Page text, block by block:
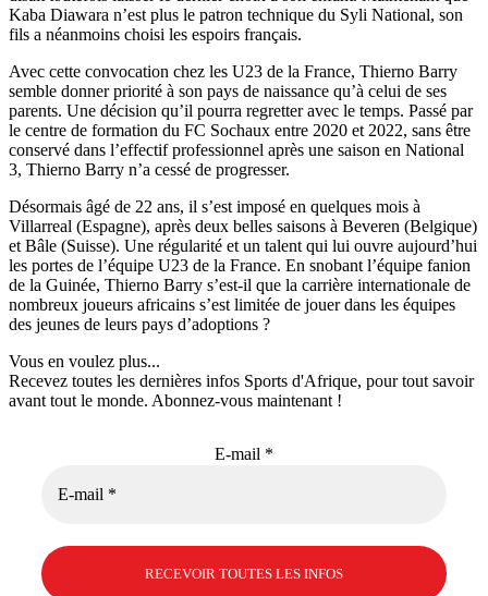
Kaba Diawara n’est plus le patron technique du Syli National, son
fils a néanmoins choisi les espoirs français.
Avec cette convocation chez les U23 de la France, Thierno Barry
semble donner priorité à son pays de naissance qu’à celui de ses
parents. Une décision qu’il pourra regretter avec le temps. Passé par
le centre de formation du FC Sochaux entre 2020 et 2022, sans être
conservé dans l’effectif professionnel après une saison en National
3, Thierno Barry n’a cessé de progresser.
Désormais âgé de 22 ans, il s’est imposé en quelques mois à
Villarreal (Espagne), après deux belles saisons à Beveren (Belgique)
et Bâle (Suisse). Une régularité et un talent qui lui ouvre aujourd’hui
les portes de l’équipe U23 de la France. En snobant l’équipe fanion
de la Guinée, Thierno Barry s’est-il que la carrière internationale de
nombreux joueurs africains s’est limitée de jouer dans les équipes
des jeunes de leurs pays d’adoptions ?
Vous en voulez plus...
Recevez toutes les dernières infos Sports d'Afrique, pour tout savoir
avant tout le monde. Abonnez-vous maintenant !
E-mail *